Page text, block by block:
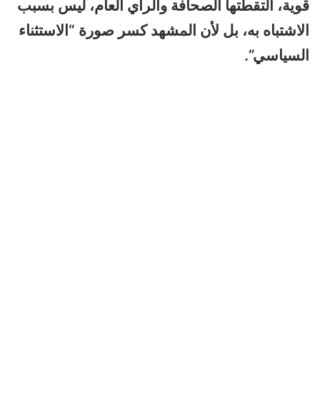
قوية، التقطتها الصحافة والرأي العام، ليس بسبب
الاشتباه به، بل لأن المشهد كسر صورة “الاستثناء
السياسي”.